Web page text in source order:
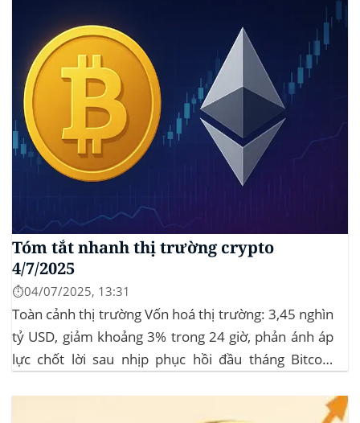
Tóm tắt nhanh thị trường crypto
4/7/2025
⏱️04/07/2025, 13:31
Toàn cảnh thị trường Vốn hoá thị trường: 3,45 nghìn
tỷ USD, giảm khoảng 3% trong 24 giờ, phản ánh áp
lực chốt lời sau nhịp phục hồi đầu tháng‍ Bitcoin